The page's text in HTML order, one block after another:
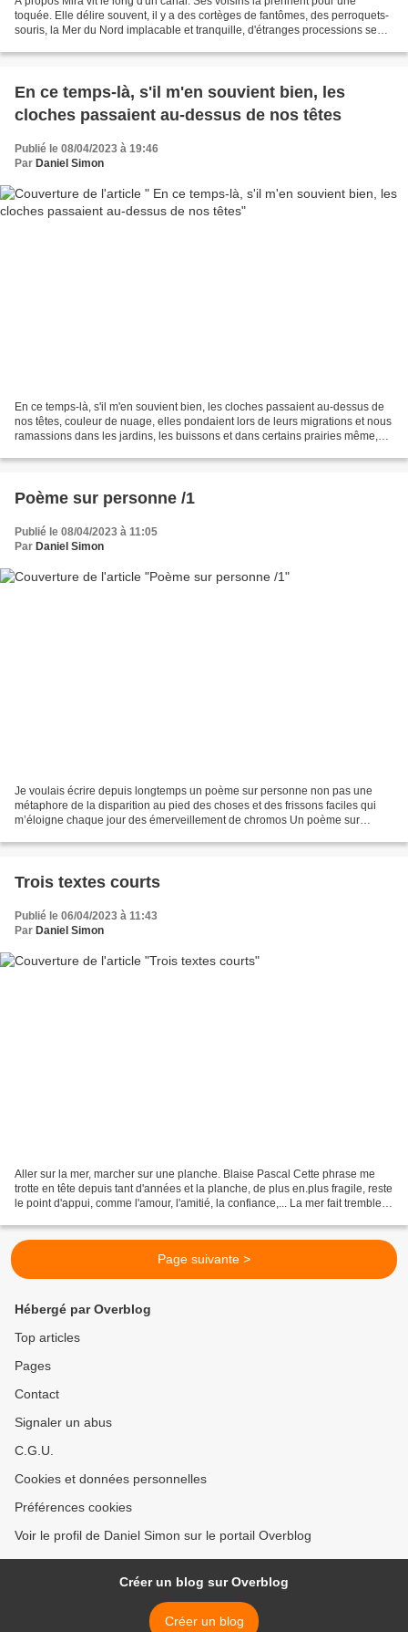
toquée. Elle délire souvent, il y a des cortèges de fantômes, des perroquets-
souris, la Mer du Nord implacable et tranquille, d'étranges processions se
En ce temps-là, s'il m'en souvient bien, les
cloches passaient au-dessus de nos têtes
Publié le 08/04/2023 à 19:46
Par Daniel Simon
En ce temps-là, s'il m'en souvient bien, les cloches passaient au-dessus de
nos têtes, couleur de nuage, elles pondaient lors de leurs migrations et nous
ramassions dans les jardins, les buissons et dans certains prairies même,
Poème sur personne /1
Publié le 08/04/2023 à 11:05
Par Daniel Simon
Je voulais écrire depuis longtemps un poème sur personne non pas une
métaphore de la disparition au pied des choses et des frissons faciles qui
m’éloigne chaque jour des émerveillement de chromos Un poème sur
Trois textes courts
Publié le 06/04/2023 à 11:43
Par Daniel Simon
Aller sur la mer, marcher sur une planche. Blaise Pascal Cette phrase me
trotte en tête depuis tant d'années et la planche, de plus en.plus fragile, reste
le point d'appui, comme l'amour, l'amitié, la confiance,... La mer fait trembler
Page suivante >
Hébergé par Overblog
Top articles
Pages
Contact
Signaler un abus
C.G.U.
Cookies et données personnelles
Préférences cookies
Voir le profil de Daniel Simon sur le portail Overblog
Créer un blog sur Overblog
Créer un blog